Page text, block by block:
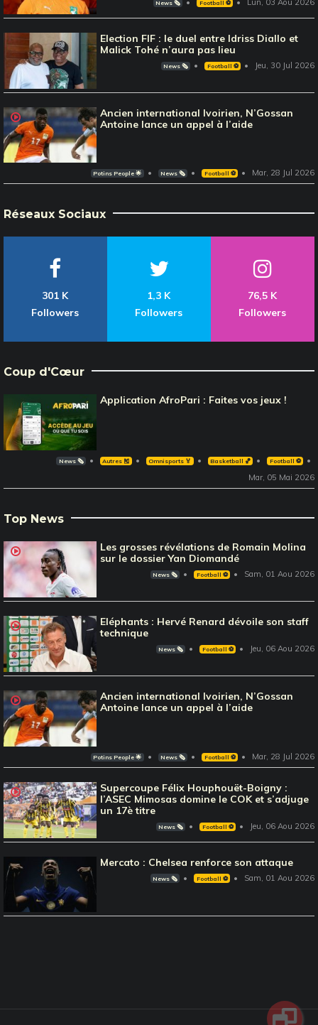
News 🗞️ Football ⚽️ Lun, 03 Aou 2026
Election FIF : le duel entre Idriss Diallo et
Malick Tohé n’aura pas lieu
News 🗞️ Football ⚽️ Jeu, 30 Jul 2026
Ancien international Ivoirien, N’Gossan
Antoine lance un appel à l’aide
Potins People 🌟 News 🗞️ Football ⚽️ Mar, 28 Jul 2026
Réseaux Sociaux
301 K
Followers
1,3 K
Followers
76,5 K
Followers
Coup d'Cœur
Application AfroPari : Faites vos jeux !
News 🗞️ Autres 🎽 Omnisports 🏅 Basketball 🏀 Football ⚽️
Mar, 05 Mai 2026
Top News
Les grosses révélations de Romain Molina
sur le dossier Yan Diomandé
News 🗞️ Football ⚽️ Sam, 01 Aou 2026
Eléphants : Hervé Renard dévoile son staff
technique
News 🗞️ Football ⚽️ Jeu, 06 Aou 2026
Ancien international Ivoirien, N’Gossan
Antoine lance un appel à l’aide
Potins People 🌟 News 🗞️ Football ⚽️ Mar, 28 Jul 2026
Supercoupe Félix Houphouët-Boigny :
l’ASEC Mimosas domine le COK et s’adjuge
un 17è titre
News 🗞️ Football ⚽️ Jeu, 06 Aou 2026
Mercato : Chelsea renforce son attaque
News 🗞️ Football ⚽️ Sam, 01 Aou 2026